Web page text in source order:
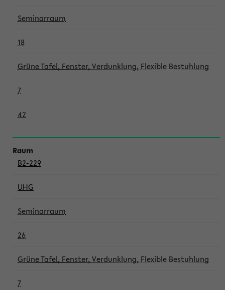
Seminarraum
18
Grüne Tafel, Fenster, Verdunklung, Flexible Bestuhlung
7
42
B2-229
UHG
Seminarraum
26
Grüne Tafel, Fenster, Verdunklung, Flexible Bestuhlung
7